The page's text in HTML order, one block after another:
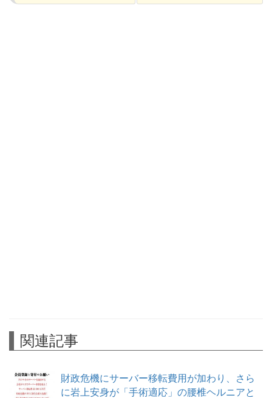
関連記事
財政危機にサーバー移転費用が加わり、さら
に岩上安身が「手術適応」の腰椎ヘルニアと